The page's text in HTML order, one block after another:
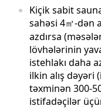
Kiçik sabit
sahəsi 4㎡-dən
azdırsa
lövhələrinin
istehlakı daha
ilkin alış
təxminən 300-
istifadəçilər